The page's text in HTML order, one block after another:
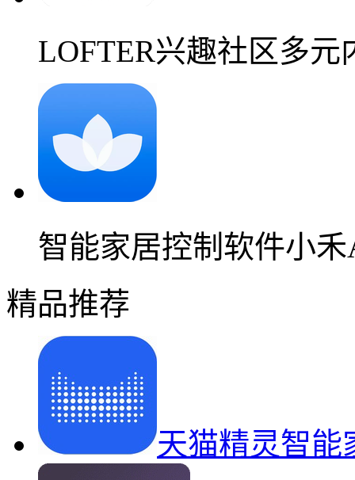
LOFTER兴趣社区多元
智能家居控制软件小禾
精品推荐
天猫精灵智能